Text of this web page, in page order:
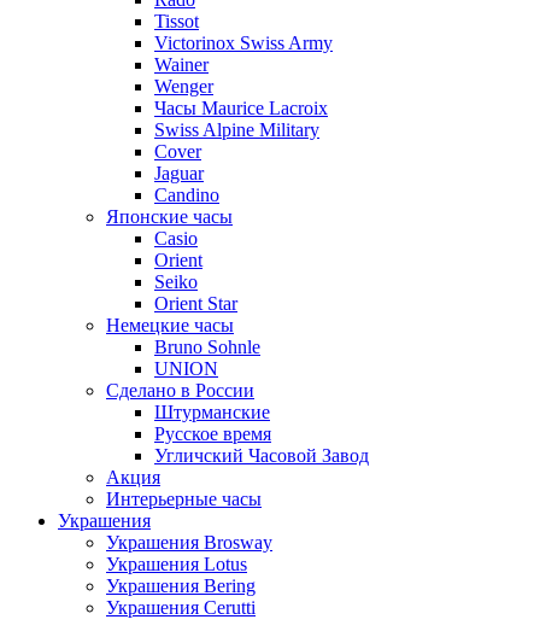
Tissot
Victorinox Swiss Army
Wainer
Wenger
Часы Maurice Lacroix
Swiss Alpine Military
Cover
Jaguar
Candino
Японские часы
Casio
Orient
Seiko
Orient Star
Немецкие часы
Bruno Sohnle
UNION
Сделано в России
Штурманские
Русское время
Угличский Часовой Завод
Акция
Интерьерные часы
Украшения
Украшения Brosway
Украшения Lotus
Украшения Bering
Украшения Cerutti